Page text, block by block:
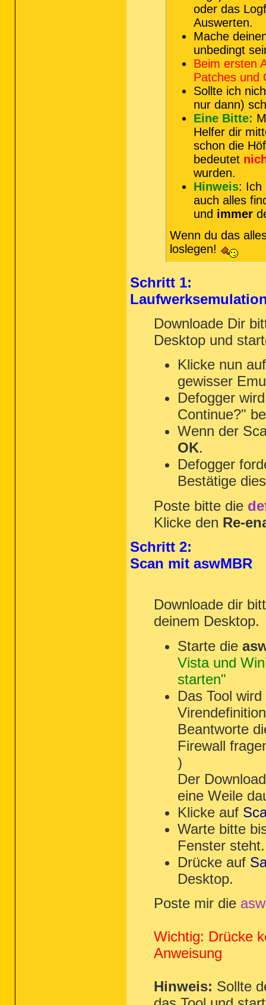
oder das
Auswerten.
Mache
unbedingt
Beim ersten
Patches und
Sollte ich
nur dann)
Eine Bitte:
Helfer dir
schon die
bedeutet
wurden.
Hinweis: Ich
auch alles
und immer
Wenn du das
loslegen!
Schritt 1:
Downloade Dir
Desktop und
Klicke nun
gewisser
Defogger
Continue?"
Wenn der
OK.
Defogger
Bestätige
Poste bitte die
Klicke den Re-
Schritt 2:
Scan mit aswMBR
Downloade dir
deinem Desktop.
Starte die
Vista und
starten"
Das Tool
Beantworte
Firewall
)
Der
eine Weile
Klicke auf
Warte bitte
Fenster steht.
Drücke auf
Desktop.
Poste mir die
Wichtig: Drücke
Anweisung
Hinweis: Sollte